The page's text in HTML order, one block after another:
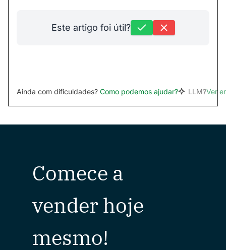
Este artigo foi útil?
Ainda com dificuldades? Como podemos ajudar? LLM?Ver
Comece a
vender hoje
mesmo!